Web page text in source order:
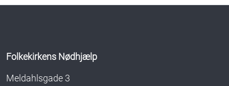
Folkekirkens Nødhjælp
Meldahlsgade 3